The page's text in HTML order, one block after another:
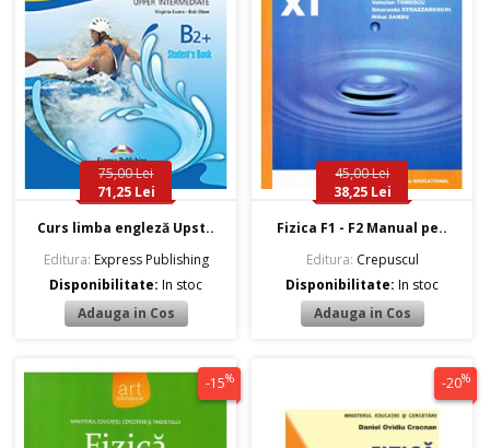
75,00 Lei
71,25 Lei
Curs limba engleză Upst..
Editura: Express Publishing
Disponibilitate:In stoc
45,00 Lei
38,25 Lei
Fizica F1 - F2 Manual pe..
Editura: Crepuscul
Disponibilitate:In stoc
-15% -20%